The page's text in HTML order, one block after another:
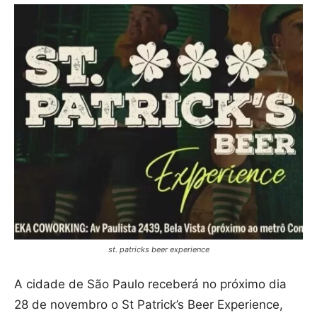
st. patricks beer experience
A cidade de São Paulo receberá no próximo dia
28 de novembro o St Patrick’s Beer Experience,